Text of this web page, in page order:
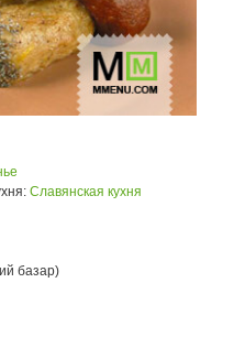
Славянская кухня
базар)